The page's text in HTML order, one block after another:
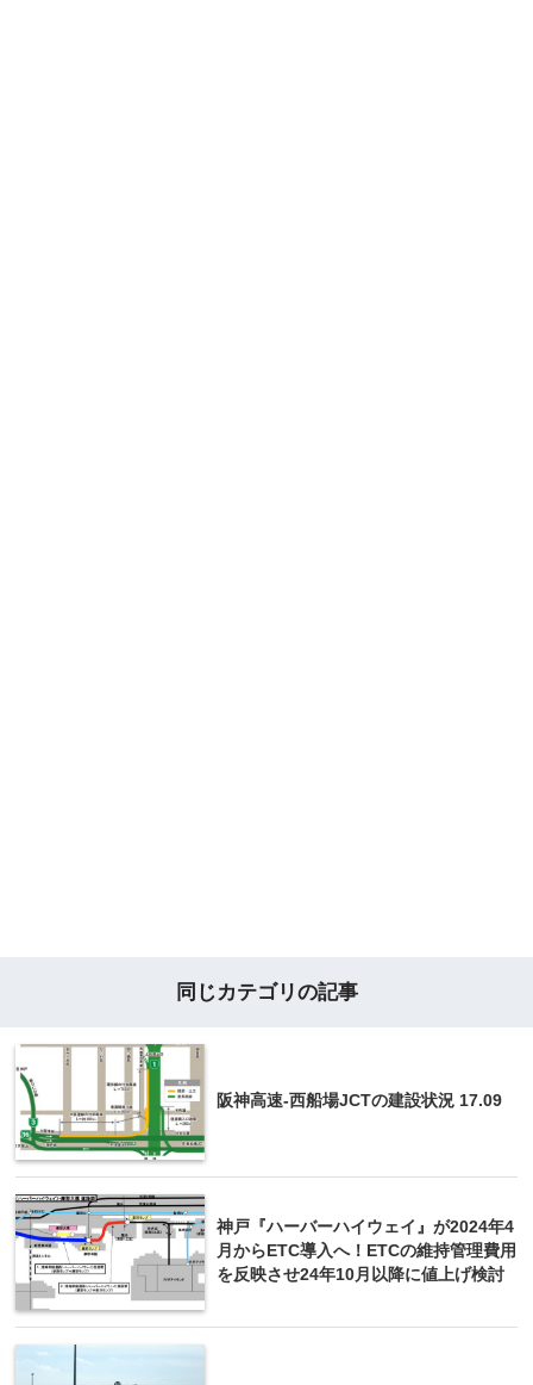
同じカテゴリの記事
阪神高速-西船場JCTの建設状況 17.09
神戸『ハーバーハイウェイ』が2024年4
月からETC導入へ！ETCの維持管理費用
を反映させ24年10月以降に値上げ検討